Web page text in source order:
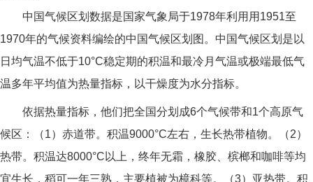
中国气候区划数据是国家气象局于1978年利用用1951至
1970年的气候资料编绘的中国气候区划图。中国气候区划是以
日均气温不低于10°C稳定期的积温和最冷月气温或极端最低气
温多年平均值为热量指标，以干燥度为水分指标。
依据热量指标，他们把全国分划成6个气候带和1个高原气
候区：（1）赤道带。积温9000°C左右，生长热带植物。
（2）
热带。积温达8000°C以上，终年无霜，橡胶、槟榔和咖啡等均
宜生长，稻可一年三熟，主要植被为樟科等。
（3） 亚热带。积